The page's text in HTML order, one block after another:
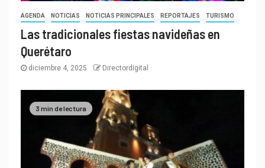
AGENDA NOTICIAS NOTICIAS PRINCIPALES REPORTAJES TURISMO
Las tradicionales fiestas navideñas en
Querétaro
diciembre 4, 2025 Directordigital
3 min de lectura